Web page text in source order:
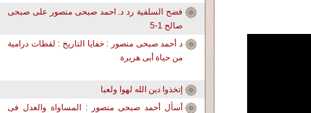
فضح السلفية رد د. احمد صبحى منصور على صبحى
صالح 1-5
د أحمد صبحى منصور : خفايا التاريخ : لقطات درامية
من حياة أبى هريرة
إتخذوا دين الله لهوا ولعبا
أسأل أحمد صبحى منصور : المساواة والعدل فى